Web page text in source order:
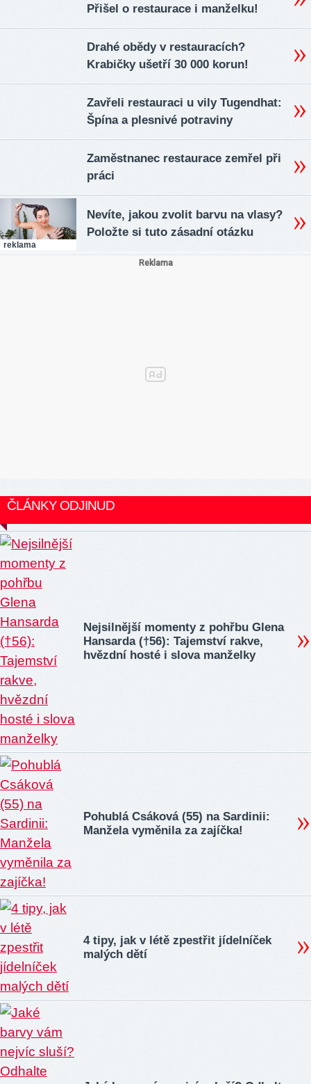
Přišel o restaurace i manželku!
Drahé obědy v restauracích?
Krabičky ušetří 30 000 korun!
Zavřeli restauraci u vily Tugendhat:
Špína a plesnivé potraviny
Zaměstnanec restaurace zemřel při
práci
reklama
Nevíte, jakou zvolit barvu na vlasy?
Položte si tuto zásadní otázku
ČLÁNKY ODJINUD
Nejsilnější momenty z pohřbu Glena
Hansarda (†56): Tajemství rakve,
hvězdní hosté i slova manželky
Pohublá Csáková (55) na Sardinii:
Manžela vyměnila za zajíčka!
4 tipy, jak v létě zpestřit jídelníček
malých dětí